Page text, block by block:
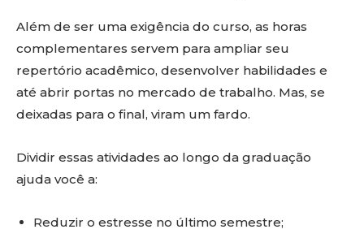
Além de ser uma exigência do curso, as horas
complementares servem para ampliar seu
repertório acadêmico, desenvolver habilidades e
até abrir portas no mercado de trabalho. Mas, se
deixadas para o final, viram um fardo.
Dividir essas atividades ao longo da graduação
ajuda você a:
Reduzir o estresse no último semestre;